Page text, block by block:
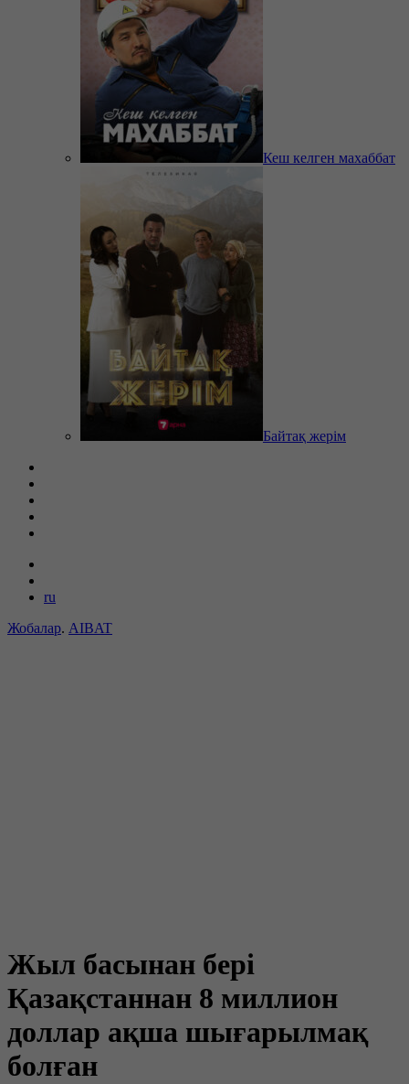
Кеш келген махаббат
Байтақ жерім
ru
Жобалар. AIBAT
Жыл басынан бері
Қазақстаннан 8 миллион
доллар ақша шығарылмақ
болған